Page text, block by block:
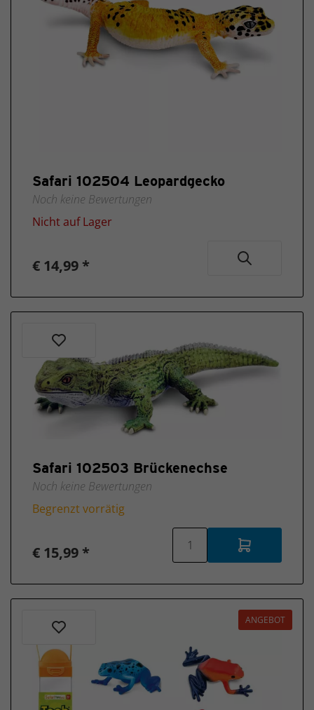
Safari 102504 Leopardgecko
Noch keine Bewertungen
Nicht auf Lager
€ 14,99 *
Safari 102503 Brückenechse
Noch keine Bewertungen
Begrenzt vorrätig
€ 15,99 *
ANGEBOT